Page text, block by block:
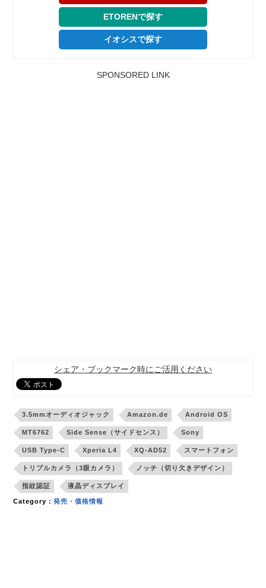
ETORENで探す
イオシスで探す
SPONSORED LINK
シェア・ブックマーク時にご活用ください
3.5mmオーディオジャック Amazon.de Android OS
MT6762 Side Sense（サイドセンス） Sony
USB Type-C Xperia L4 XQ-AD52 スマートフォン
トリプルカメラ（3眼カメラ） ノッチ（切り欠きデザイン）
指紋認証 液晶ディスプレイ
Category：発売・価格情報